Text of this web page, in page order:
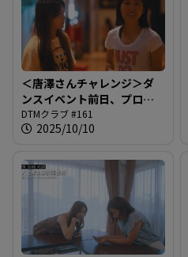
＜唐澤さんチャレンジ＞ダ
ンスイベント前日、プロフ
ェッショナルのステージで
唐澤さんは何を思う？＠
DTMクラブ #161
2025/10/10